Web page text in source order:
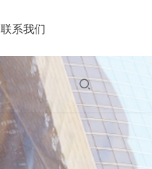
联系我们